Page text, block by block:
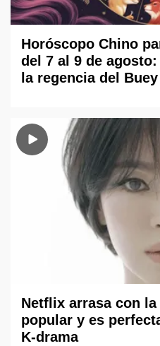
Horóscopo Chino
del 7 al 9 de
la regencia del
Netflix arrasa con
popular y es
K-drama